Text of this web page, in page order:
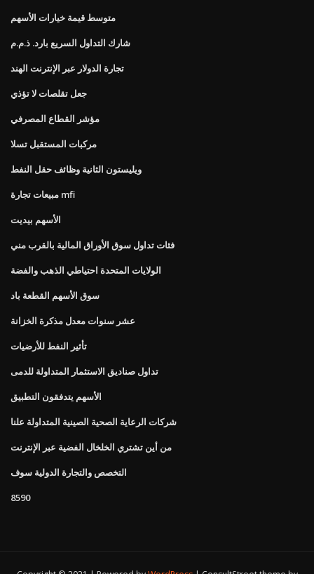
متوسط ​​قيمة خيارات الأسهم
شارك التداول السريع بارد. ذ.م.م
تجارة الدولار عبر الإنترنت الهند
جعل تقلصات لا تؤذي
مؤشر القطاع المصرفي
مركبات المستقبل تسلا
ويليستون الثانية وظائف حقل النفط
مبيعات تجارة mfi
الأسهم بيديت
فئات تداول سوق الأوراق المالية بالقرب مني
الولايات المتحدة احتياطي الذهب والفضة
سوق الأسهم القطعة باد
عشر سنوات معدل مذكرة الخزانة
تأثير النفط للأرضيات
تداول صناديق الاستثمار المتداولة للدمى
الأسهم يتدفقون التطبيق
شركات الرعاية الصحية الصينية المتداولة علنا
من أين تشتري الخلخال الفضية عبر الإنترنت
التخصص والتجارة الدولية سوف
8590